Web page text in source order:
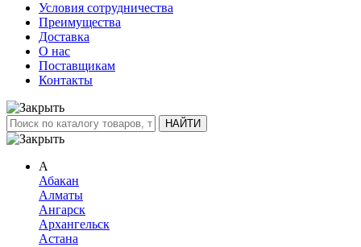
Условия сотрудничества
Преимущества
Доставка
О нас
Поставщикам
Контакты
А
Абакан
Алматы
Ангарск
Архангельск
Астана